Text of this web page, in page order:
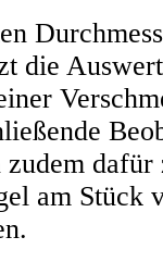
die
dafür
am Stück